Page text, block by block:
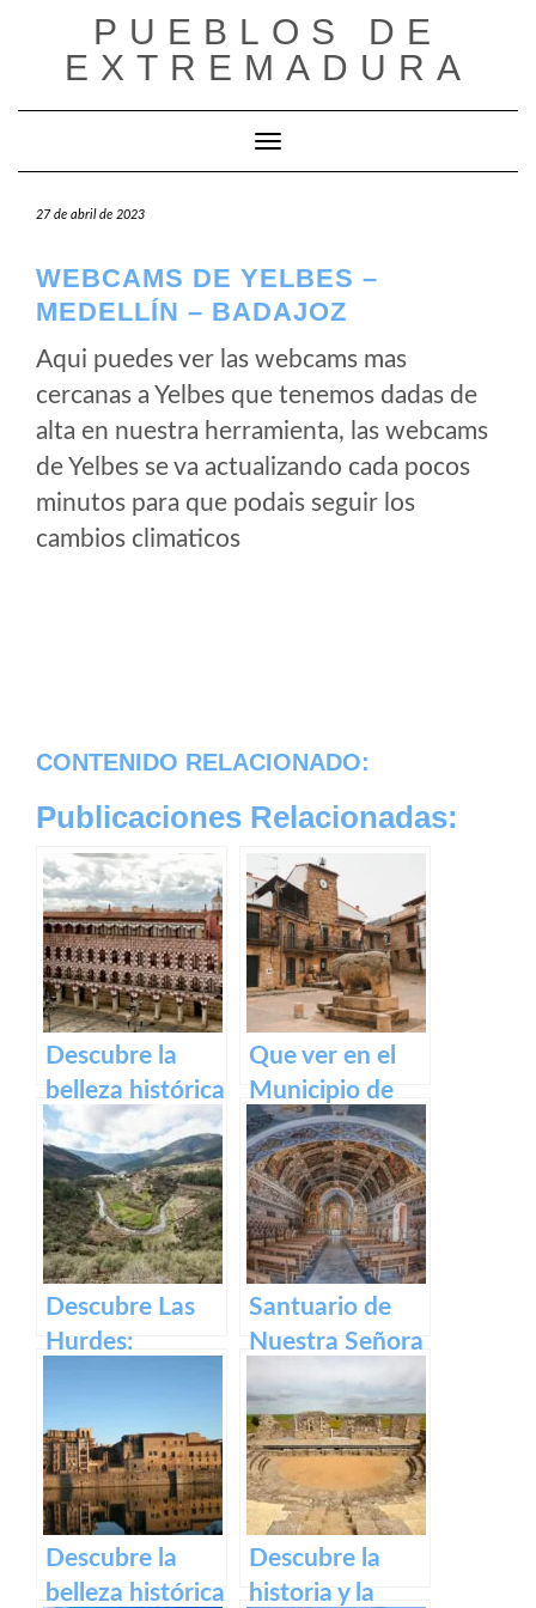
contenido
PUEBLOS DE
EXTREMADURA
Cambiar modo de navegación
27 de abril de 2023
WEBCAMS DE YELBES –
MEDELLÍN – BADAJOZ
Aqui puedes ver las webcams mas
cercanas a Yelbes que tenemos dadas de
alta en nuestra herramienta, las webcams
de Yelbes se va actualizando cada pocos
minutos para que podais seguir los
cambios climaticos
CONTENIDO RELACIONADO:
Publicaciones Relacionadas:
Descubre la
belleza histórica
y cultural de
Plaza Alta de
Badajoz
Que ver en el
Municipio de
Segura de Toro
en caceres
Descubre Las
Hurdes:
rincones
ocultos en
Cáceres
Santuario de
Nuestra Señora
Historia,
devoción y
turismo en
España
Descubre la
belleza histórica
Descubre la
historia y la